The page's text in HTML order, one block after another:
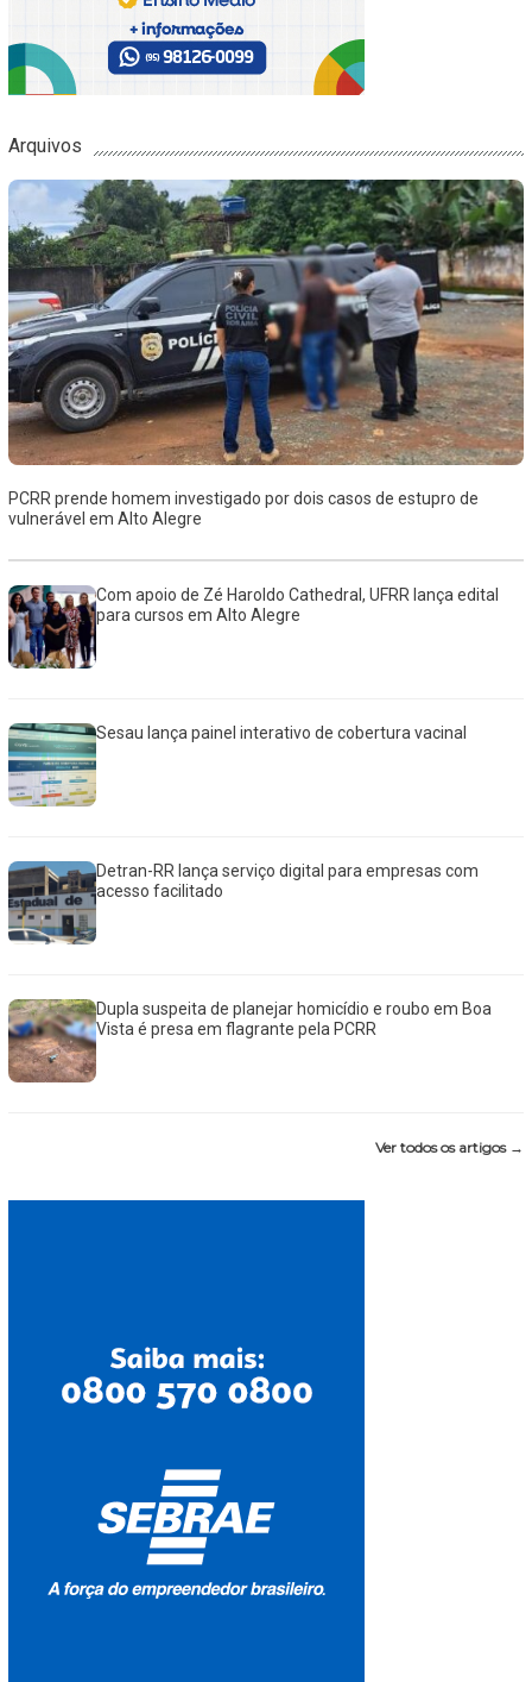
Arquivos
PCRR prende homem investigado por dois casos de estupro de
vulnerável em Alto Alegre
Com apoio de Zé Haroldo Cathedral, UFRR lança edital
para cursos em Alto Alegre
Sesau lança painel interativo de cobertura vacinal
Detran-RR lança serviço digital para empresas com
acesso facilitado
Dupla suspeita de planejar homicídio e roubo em Boa
Vista é presa em flagrante pela PCRR
Ver todos os artigos →